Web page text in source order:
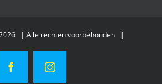
| Alle rechten voorbehouden |
FacebookInstagram